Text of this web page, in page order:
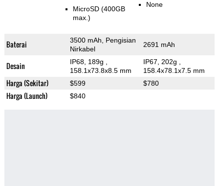
MicroSD (400GB
max.)
None
Baterai
3500 mAh, Pengisian
Nirkabel
2691 mAh
Desain IP68, 189g
158.1x73.8x8.5 mm
IP67, 202g
158.4x78.1x7.5 mm
Harga (Sekitar) $599 $780
Harga (Launch) $840